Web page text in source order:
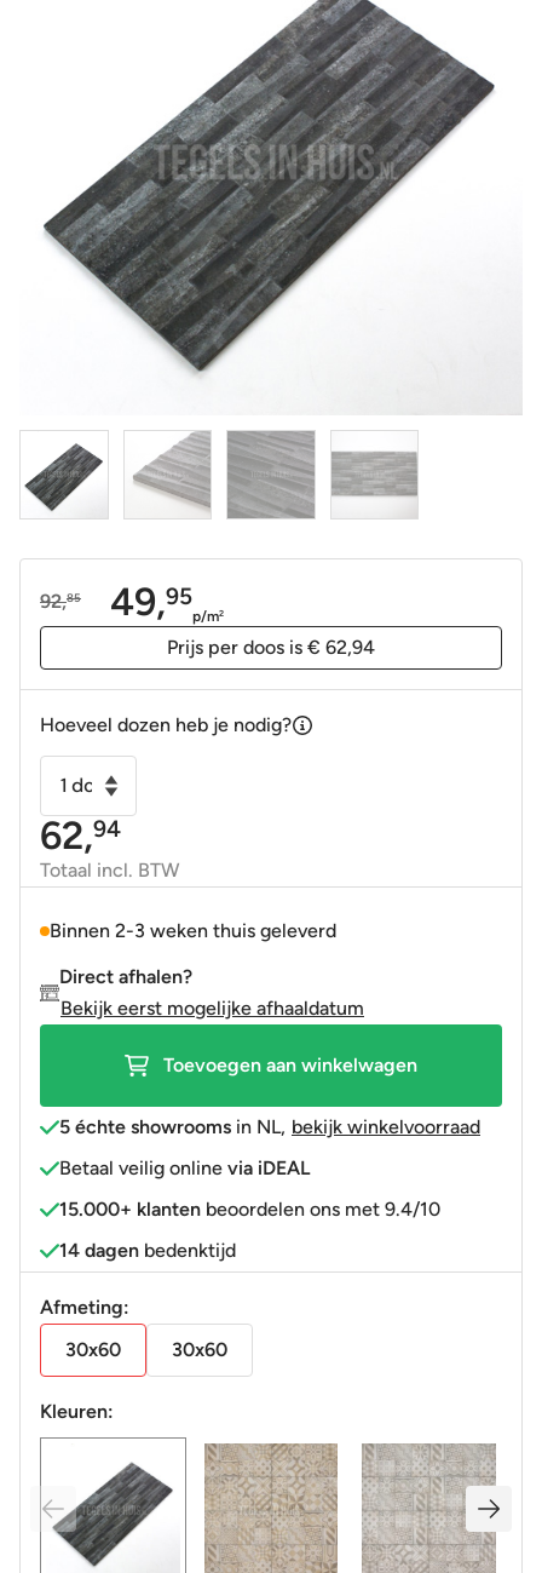
92,85
Oorspronkelijke
49,95
Huidige
p/m2
Prijs per doos is € 62,94
Hoeveel dozen heb je nodig?
tower
zwart
muretto
30x60
aantal
62,94
Totaal incl. BTW
Binnen 2-3 weken thuis geleverd
Direct afhalen?
Bekijk eerst mogelijke afhaaldatum
Toevoegen aan winkelwagen
5 échte showrooms in NL, bekijk winkelvoorraad
Betaal veilig online via iDEAL
15.000+ klanten beoordelen ons met 9.4/10
14 dagen bedenktijd
Afmeting:
30x60
30x60
Kleuren: